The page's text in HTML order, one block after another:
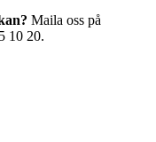
Maila oss på
10 20.